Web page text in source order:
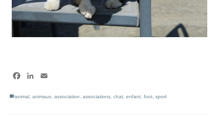
Facebook
LinkedIn
animal animaux association associations chat enfant foot sport